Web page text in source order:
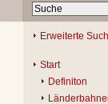
Erweiterte
Start
Definiton